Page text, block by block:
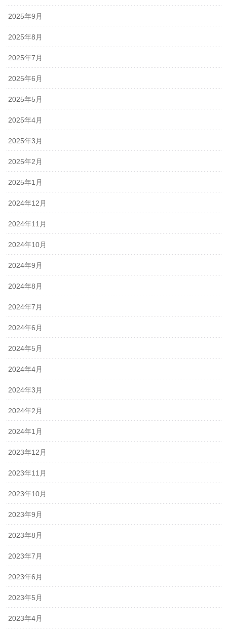
2025年9月
2025年8月
2025年7月
2025年6月
2025年5月
2025年4月
2025年3月
2025年2月
2025年1月
2024年12月
2024年11月
2024年10月
2024年9月
2024年8月
2024年7月
2024年6月
2024年5月
2024年4月
2024年3月
2024年2月
2024年1月
2023年12月
2023年11月
2023年10月
2023年9月
2023年8月
2023年7月
2023年6月
2023年5月
2023年4月